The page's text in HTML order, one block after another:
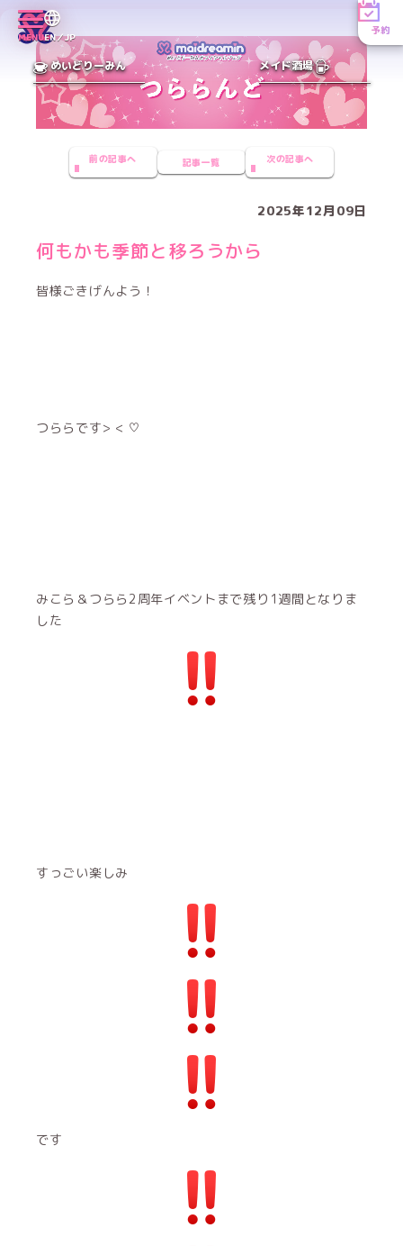
MENUEN／JP
予約
めいどりーみん メイド酒場
前の記事へ 記事一覧 次の記事へ
2025年12月09日
何もかも季節と移ろうから
皆様ごきげんよう！
つららです> < ♡
みこら＆つらら2周年イベントまで残り1週間となりま
した
すっごい楽しみ
です